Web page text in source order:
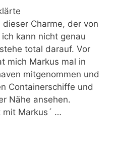
Charme, der von
kann nicht genau
total darauf. Vor
mich Markus mal in
mitgenommen und
Containerschiffe und
Nähe ansehen.
Markus´ …